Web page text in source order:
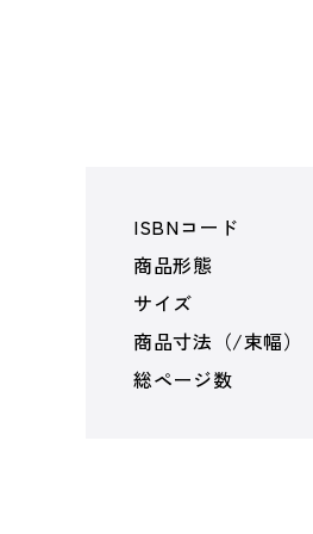
ISBNコード
商品形態
サイズ
商品寸法（/束幅）
総ページ数